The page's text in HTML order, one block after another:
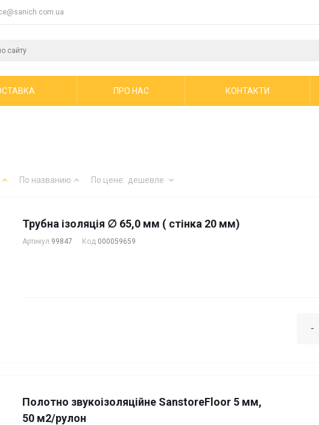
ПРО НАС КОНТАКТИ
По названию По цене: дешевле
Трубна ізоляція ∅ 65,0 мм ( стінка 20 мм)
Артикул 99847 Код 000059659
-
Полотно звукоізоляційне SanstoreFloor 5 мм,
50 м2/рулон